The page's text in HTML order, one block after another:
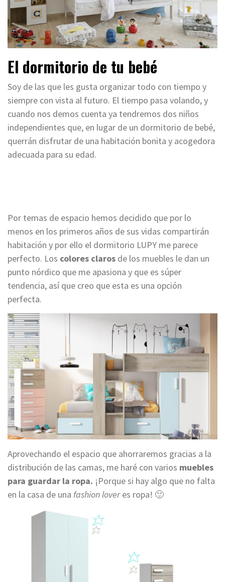
El dormitorio de tu bebé
Soy de las que les gusta organizar todo con tiempo y
siempre con vista al futuro. El tiempo pasa volando, y
cuando nos demos cuenta ya tendremos dos niños
independientes que, en lugar de un dormitorio de bebé,
querrán disfrutar de una habitación bonita y acogedora
adecuada para su edad.
Por temas de espacio hemos decidido que por lo
menos en los primeros años de sus vidas compartirán
habitación y por ello el dormitorio LUPY me parece
perfecto. Los colores claros de los muebles le dan un
punto nórdico que me apasiona y que es súper
tendencia, así que creo que esta es una opción
perfecta.
Aprovechando el espacio que ahorraremos gracias a la
distribución de las camas, me haré con varios muebles
para guardar la ropa. ¡Porque si hay algo que no falta
en la casa de una fashion loveres ropa! 🙂